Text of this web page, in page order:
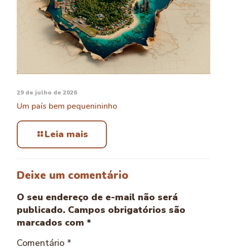
29 de julho de 2026
Um país bem pequenininho
Leia mais
Deixe um comentário
O seu endereço de e-mail não será
publicado. Campos obrigatórios são
marcados com *
Comentário *